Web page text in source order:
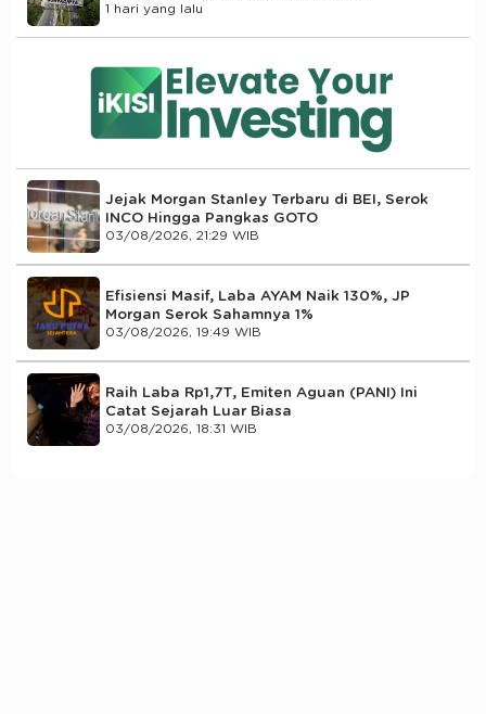
1 hari yang lalu
Jejak Morgan Stanley Terbaru di BEI, Serok
INCO Hingga Pangkas GOTO
03/08/2026, 21:29 WIB
Efisiensi Masif, Laba AYAM Naik 130%, JP
Morgan Serok Sahamnya 1%
03/08/2026, 19:49 WIB
Raih Laba Rp1,7T, Emiten Aguan (PANI) Ini
Catat Sejarah Luar Biasa
03/08/2026, 18:31 WIB